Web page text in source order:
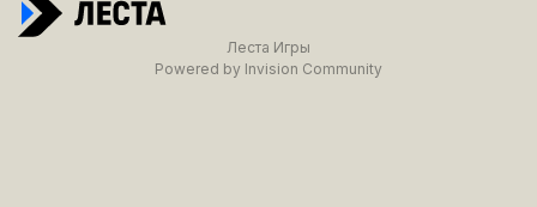
Леста Игры
Powered by Invision Community